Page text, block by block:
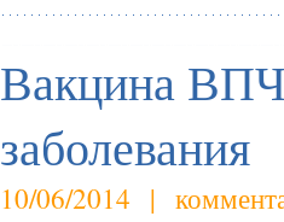
Вакцина ВПЧ
заболевания
10/06/2014 |